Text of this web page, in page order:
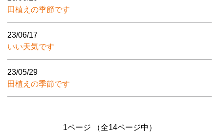
田植えの季節です
23/06/17
いい天気です
23/05/29
田植えの季節です
1ページ （全14ページ中）